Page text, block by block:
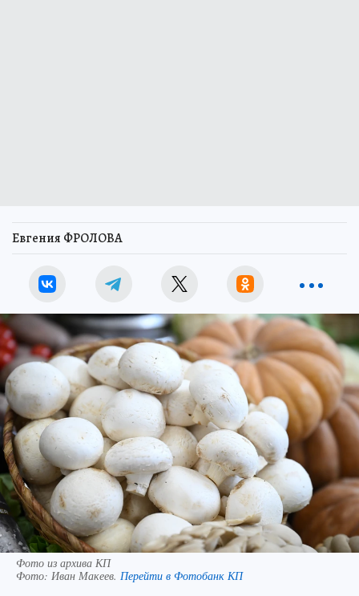
Евгения ФРОЛОВА
Фото из архива КП
Фото: Иван Макеев. Перейти в Фотобанк КП